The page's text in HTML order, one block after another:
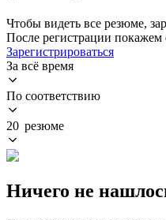
Чтобы видеть все резюме,
После регистрации
Зарегистрироваться
За всё время
По соответствию
20 резюме
Ничего не